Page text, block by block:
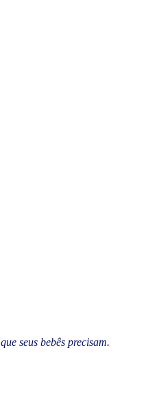
seus bebês precisam.